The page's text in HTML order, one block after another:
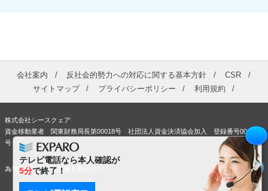
テレビ電話なら本人確認が
5分で終了！
会社案内 反社会的勢力への対応に関する基本方針
CSR
サイトマップ
プライバシーポリシー 利用規約
株式会社シースクェア
資金移動業者 関東財務局長第00018号 社団法人資金決済協会加入 登録番号00363
号
為替情報やお得な情報も配信中!!